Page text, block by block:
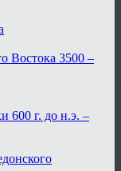
Востока 3500 –
600 г. до н.э. –